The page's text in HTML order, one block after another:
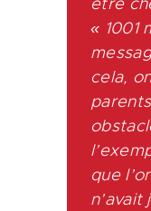
« 1001
cela,
que